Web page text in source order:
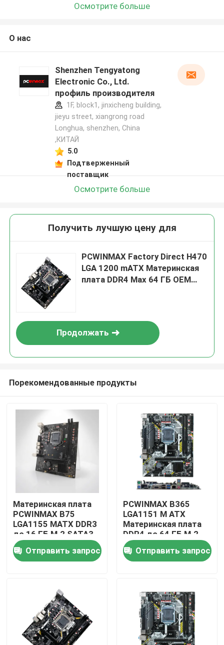
Продукты
Видео
Осмотрите больше
О нас
Shenzhen Tengyatong
Electronic Co., Ltd.
профиль производителя
1F, block1, jinxicheng building,
jieyu street, xiangrong road
Longhua, shenzhen, China
,КИТАЙ
5.0
Подтверженный
поставщик
Осмотрите больше
Получить лучшую цену для
PCWINMAX Factory Direct H470
LGA 1200 mATX Материнская
плата DDR4 Max 64 ГБ OEM
Продолжать
Порекомендованные продукты
Материнская плата
PCWINMAX B75
LGA1155 MATX DDR3
до 16 ГБ M.2 SATA3
HD с портами VGA
Настольная плата
для офисных ПК и
Отправить запрос
PCWINMAX B365
LGA1151 M ATX
Материнская плата
DDR4 до 64 ГБ M.2
USB 3.0 Поддержка
8-го 9-го поколения
Процессоры OEM
Отправить запрос